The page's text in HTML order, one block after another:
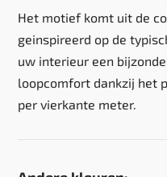
Het motief komt uit de
geinspireerd op de
uw interieur een
loopcomfort dankzij het
per vierkante meter.